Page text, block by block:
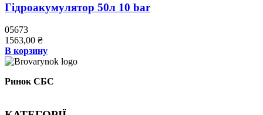
Гідроакумулятор 50л 10 bar
05673
1563,00 ₴
В корзину
Ринок СБС